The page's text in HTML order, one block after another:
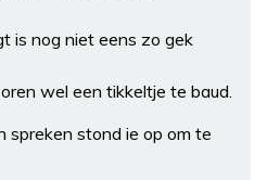
is nog niet eens zo gek
wel een tikkeltje te baud.
spreken stond ie op om te